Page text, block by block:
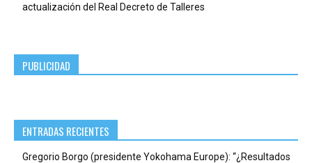
actualización del Real Decreto de Talleres
PUBLICIDAD
ENTRADAS RECIENTES
Gregorio Borgo (presidente Yokohama Europe): “¿Resultados